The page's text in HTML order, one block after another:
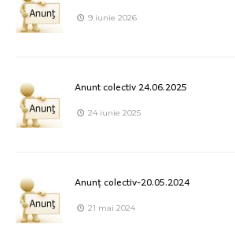
9 iunie 2026
Anunt colectiv 24.06.2025
24 iunie 2025
Anunț colectiv-20.05.2024
21 mai 2024